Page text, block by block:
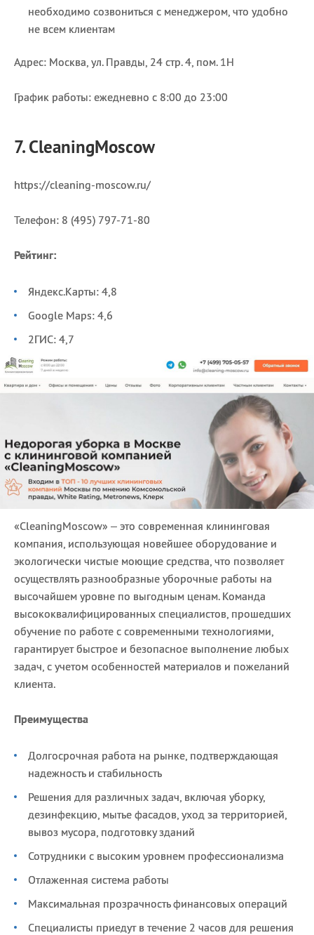
необходимо созвониться с менеджером, что удобно
не всем клиентам
Адрес: Москва, ул. Правды, 24 стр. 4, пом. 1Н
График работы: ежедневно с 8:00 до 23:00
7. CleaningMoscow
https://cleaning-moscow.ru/
Телефон: 8 (495) 797-71-80
Рейтинг:
Яндекс.Карты: 4,8
Google Maps: 4,6
2ГИС: 4,7
«CleaningMoscow» – это современная клининговая
компания, использующая новейшее оборудование и
экологически чистые моющие средства, что позволяет
осуществлять разнообразные уборочные работы на
высочайшем уровне по выгодным ценам. Команда
высококвалифицированных специалистов, прошедших
обучение по работе с современными технологиями,
гарантирует быстрое и безопасное выполнение любых
задач, с учетом особенностей материалов и пожеланий
клиента.
Преимущества
Долгосрочная работа на рынке, подтверждающая
надежность и стабильность
Решения для различных задач, включая уборку,
дезинфекцию, мытье фасадов, уход за территорией,
вывоз мусора, подготовку зданий
Сотрудники с высоким уровнем профессионализма
Отлаженная система работы
Максимальная прозрачность финансовых операций
Специалисты приедут в течение 2 часов для решения